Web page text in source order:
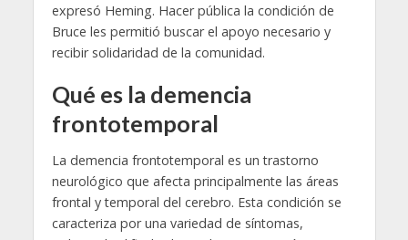
expresó Heming. Hacer pública la condición de
Bruce les permitió buscar el apoyo necesario y
recibir solidaridad de la comunidad.
Qué es la demencia
frontotemporal
La demencia frontotemporal es un trastorno
neurológico que afecta principalmente las áreas
frontal y temporal del cerebro. Esta condición se
caracteriza por una variedad de síntomas,